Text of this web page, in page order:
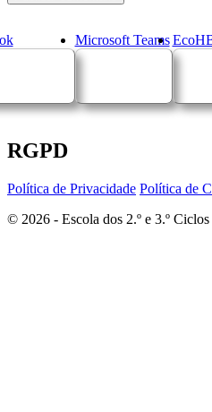
Microsoft Teams
RGPD
Política de Privacidade Política de
© 2026 - Escola dos 2.º e 3.º